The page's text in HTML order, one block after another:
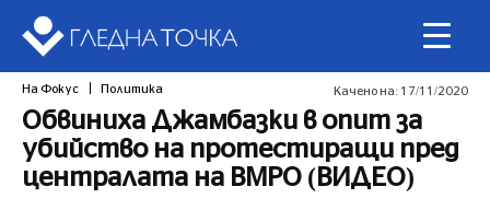
На Фокус Политика Качено на: 17/11/2020
Обвиниха Джамбазки в опит за
убийство на протестиращи пред
централата на ВМРО (ВИДЕО)